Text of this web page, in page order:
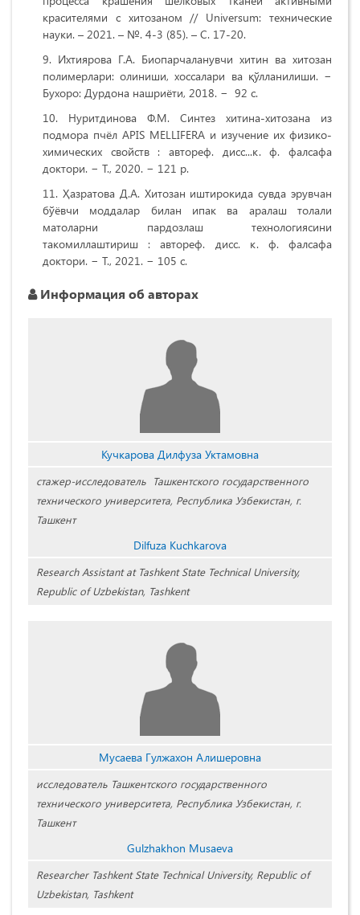
красителями с хитозаном // Universum: технические
науки. – 2021. – №. 4-3 (85). – С. 17-20.
Ихтиярова Г.А. Биопарчаланувчи хитин ва хитозан
полимерлари: олиниши, хоссалари ва қўлланилиши. −
Бухоро: Дурдона нашриёти, 2018. − 92 c.
Нуритдинова Ф.М. Синтез хитина-хитозана из
подмора пчёл APIS MELLIFERA и изучение их физико-
химических свойств : автореф. дисс...к. ф. фалсафа
доктори. − T., 2020. − 121 p.
Ҳазратова Д.А. Xитозан иштирокида сувда эрувчан
бўёвчи моддалар билан ипак ва аралаш толали
матоларни пардозлаш технологиясини
такомиллаштириш : автореф. дисс. к. ф. фалсафа
доктори. − Т., 2021. − 105 c.
Информация об авторах
Кучкарова Дилфуза Уктамовна
стажер-исследователь Ташкентского государственного
технического университета, Республика Узбекистан, г.
Ташкент
Dilfuza Kuchkarova
Research Assistant at Tashkent State Technical University,
Republic of Uzbekistan, Tashkent
Мусаева Гулжахон Алишеровна
исследователь Ташкентского государственного
технического университета, Республика Узбекистан, г.
Ташкент
Gulzhakhon Musaeva
Researcher Tashkent State Technical University, Republic of
Uzbekistan, Tashkent